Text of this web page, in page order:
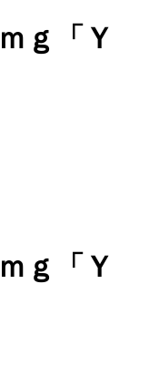
ｇ「Ｙ
ｇ「Ｙ